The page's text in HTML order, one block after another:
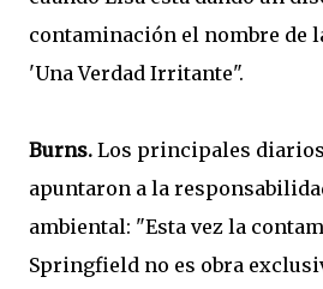
contaminación el nombre de
'Una Verdad Irritante".
Burns. Los principales
apuntaron a la
ambiental: "Esta vez la
Springfield no es obra